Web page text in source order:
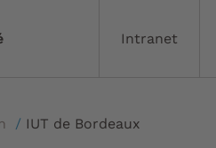
Intranet
/ IUT de Bordeaux